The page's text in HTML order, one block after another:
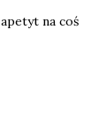
na coś